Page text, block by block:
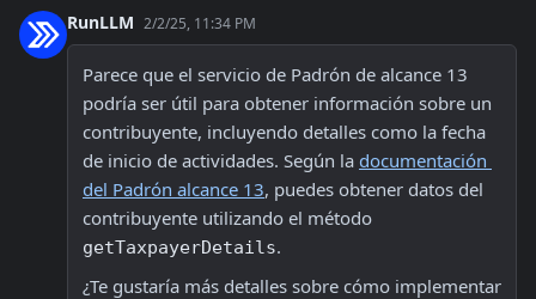
RunLLM 2/2/25, 11:34 PM
Parece que el servicio de Padrón de alcance 13
podría ser útil para obtener información sobre un
contribuyente, incluyendo detalles como la fecha
de inicio de actividades. Según la documentación
del Padrón alcance 13, puedes obtener datos del
getTaxpayerDetails.
¿Te gustaría más detalles sobre cómo implementar